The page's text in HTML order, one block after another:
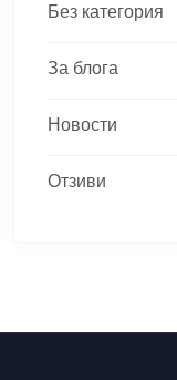
Без категория
За блога
Новости
Отзиви